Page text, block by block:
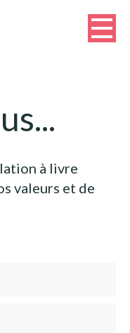
à livre
valeurs et de